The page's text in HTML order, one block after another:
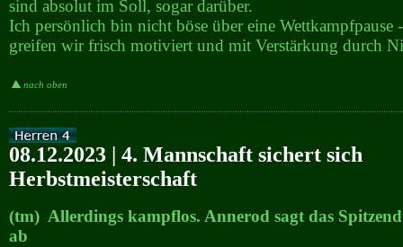
sind absolut im Soll, sogar darüber.
Ich persönlich bin nicht böse über eine Wettkampfpause -
greifen wir frisch motiviert und mit Verstärkung durch
nach oben
08.12.2023 | 4. Mannschaft sichert sich
Herbstmeisterschaft
(tm) Allerdings kampflos. Annerod sagt das
ab